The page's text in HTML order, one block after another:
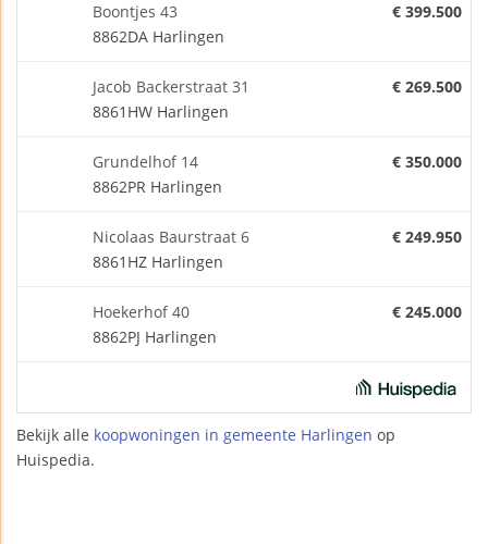
Boontjes 43
8862DA Harlingen
€ 399.500
Jacob Backerstraat 31
8861HW Harlingen
€ 269.500
Grundelhof 14
8862PR Harlingen
€ 350.000
Nicolaas Baurstraat 6
8861HZ Harlingen
€ 249.950
Hoekerhof 40
8862PJ Harlingen
€ 245.000
Bekijk alle koopwoningen in gemeente Harlingen op
Huispedia.